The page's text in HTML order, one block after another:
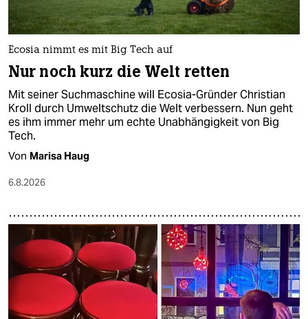
nord
wahrheit
verlag
verlag
shop
unterstützen
abo
genossenschaft
epaper login
Ecosia nimmt es mit Big Tech auf
Nur noch kurz die Welt retten
Mit seiner Suchmaschine will Ecosia-Gründer Christian
Kroll durch Umweltschutz die Welt verbessern. Nun geht
es ihm immer mehr um echte Unabhängigkeit von Big
Tech.
Von Marisa Haug
6.8.2026